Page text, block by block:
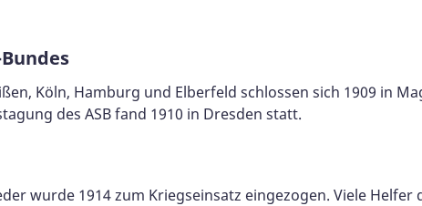
Köln, Hamburg und Elberfeld schlossen sich 1909 in
des ASB fand 1910 in Dresden statt.
wurde 1914 zum Kriegseinsatz eingezogen. Viele